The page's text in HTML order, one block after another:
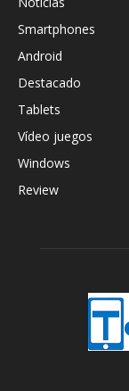
Smartphones
Android
Destacado
Tablets
Vídeo juegos
Windows
Review